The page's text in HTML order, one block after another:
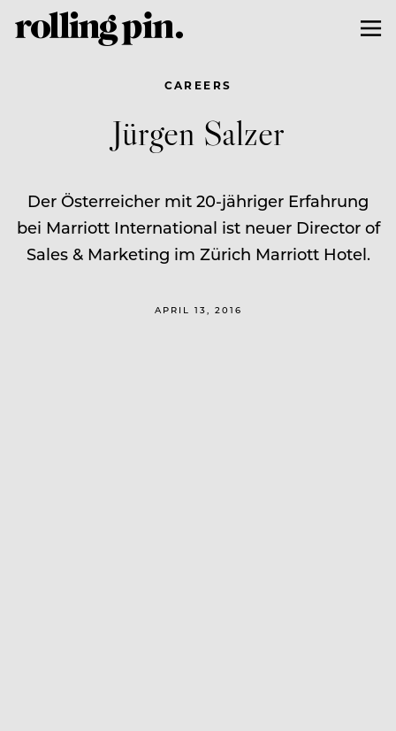
CAREERS
Jürgen Salzer
Der Österreicher mit 20-jähriger Erfahrung
bei Marriott International ist neuer Director of
Sales & Marketing im Zürich Marriott Hotel.
APRIL 13, 2016